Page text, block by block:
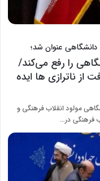
دانشگاهی عنوان شد؛
را رفع می‌کند/
از ناترازی ها ایده
مولود انقلاب فرهنگی و
فرهنگی در…